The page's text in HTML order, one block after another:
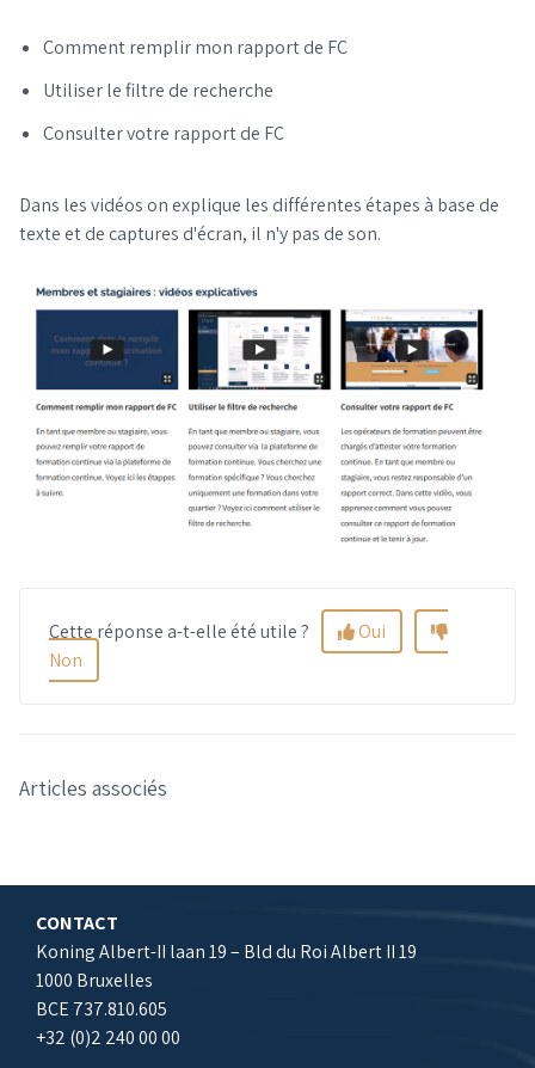
Comment remplir mon rapport de FC
Utiliser le filtre de recherche
Consulter votre rapport de FC
Dans les vidéos on explique les différentes étapes à base de
texte et de captures d'écran, il n'y pas de son.
Cette réponse a-t-elle été utile ?
Oui
Non
Articles associés
CONTACT
Koning Albert-II laan 19 – Bld du Roi Albert II 19
1000 Bruxelles
BCE 737.810.605
+32 (0)2 240 00 00